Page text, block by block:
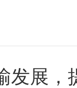
发展